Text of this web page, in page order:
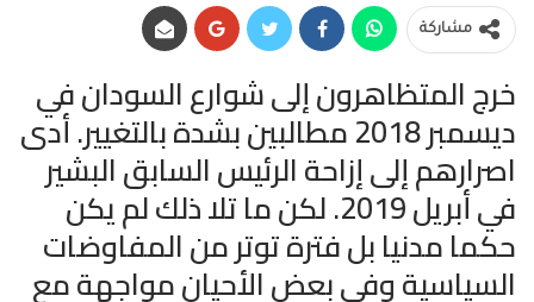
مشاركة
خرج المتظاهرون إلى شوارع السودان في
ديسمبر 2018 مطالبين بشدة بالتغيير. أدى
اصرارهم إلى إزاحة الرئيس السابق البشير
في أبريل 2019. لكن ما تلا ذلك لم يكن
حكما مدنيا بل فترة توتر من المفاوضات
السياسية وفي بعض الأحيان مواجهة مع